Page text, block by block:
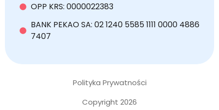
OPP KRS: 0000022383
BANK PEKAO SA: 02 1240 5585 1111 0000 4886
7407
Polityka Prywatności
Copyright 2026